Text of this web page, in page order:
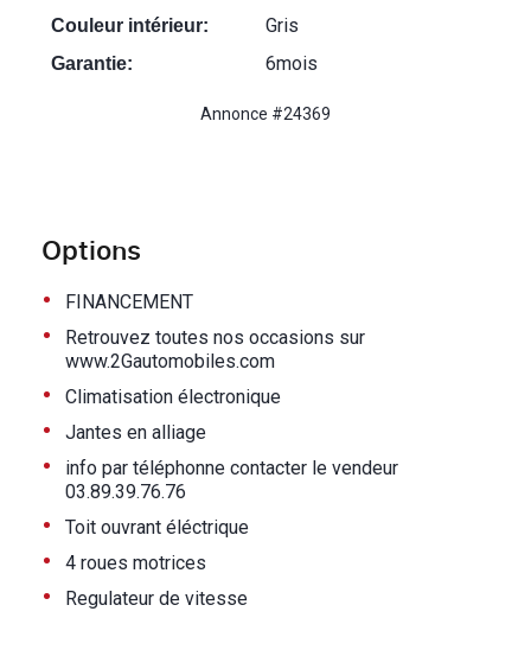
Options
• FINANCEMENT
•
Retrouvez toutes nos occasions sur
www.2Gautomobiles.com
• Climatisation électronique
• Jantes en alliage
•
info par téléphonne contacter le vendeur
03.89.39.76.76
• Toit ouvrant éléctrique
• 4 roues motrices
• Regulateur de vitesse
Couleur intérieur: Gris
Garantie: 6mois
Annonce #24369